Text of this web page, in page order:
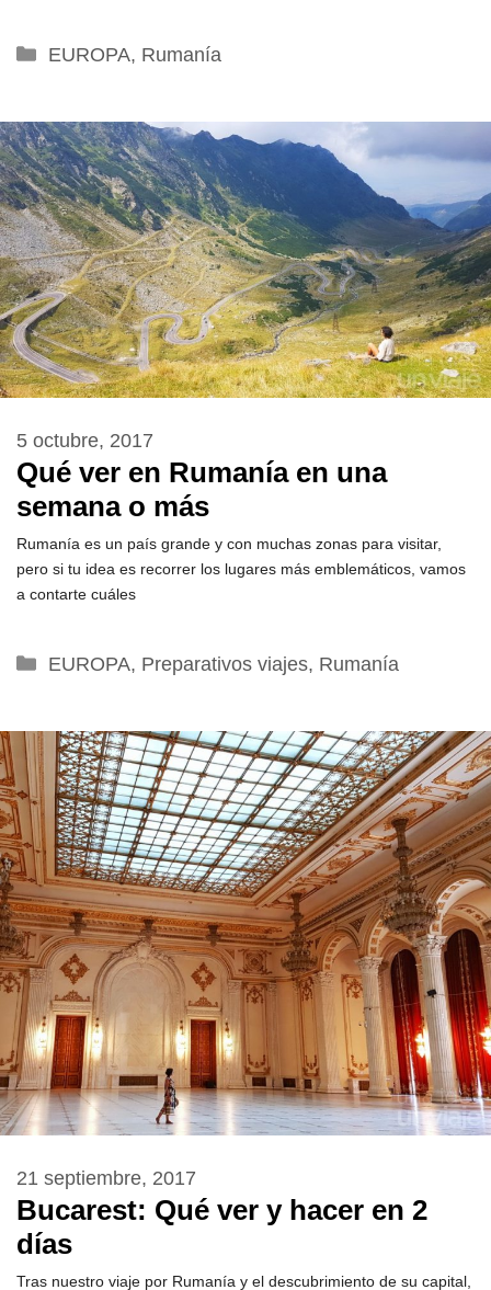
Categorías
EUROPA, Rumanía
Qué ver en Rumanía en una
semana o más
5 octubre, 2017
Rumanía es un país grande y con muchas zonas para visitar,
pero si tu idea es recorrer los lugares más emblemáticos, vamos
a contarte cuáles
Categorías
EUROPA, Preparativos viajes, Rumanía
Bucarest: Qué ver y hacer en 2
días
21 septiembre, 2017
Tras nuestro viaje por Rumanía y el descubrimiento de su capital,